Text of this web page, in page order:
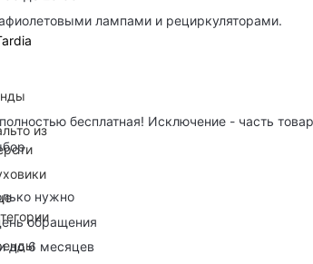
из
лампами и рециркуляторами.
бесплатная! Исключение - часть
нужно
обращения
до 6 месяцев